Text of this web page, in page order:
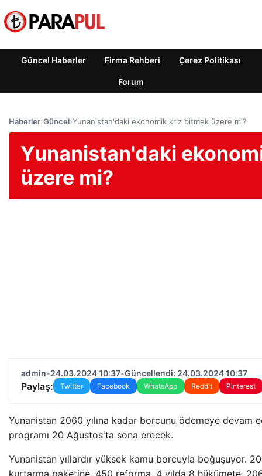
Güncel Haberler Firma Rehberi Çerez Politikası
Forum
Haberler›Güncel›Yunanistan'daki ekonomik kriz bitmek üzere mi?
Yunanistan'daki
üzere mi?
admin•24.03.2024 10:37•Güncellendi: 24.03.2024 10:37
Paylaş: Twitter Facebook WhatsApp Reddit Pinterest
Yunanistan 2060 yılına kadar borcunu ödemeye devam
programı 20 Ağustos'ta sona erecek.
Yunanistan yıllardır yüksek kamu borcuyla boğuşuyor.
kurtarma paketine, 450 reforma, 4 yılda 8 hükümete,